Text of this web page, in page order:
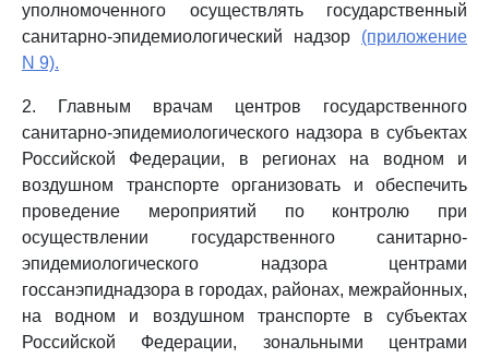
уполномоченного осуществлять государственный
санитарно-эпидемиологический надзор (приложение
N 9).
2. Главным врачам центров государственного
санитарно-эпидемиологического надзора в субъектах
Российской Федерации, в регионах на водном и
воздушном транспорте организовать и обеспечить
проведение мероприятий по контролю при
осуществлении государственного санитарно-
эпидемиологического надзора центрами
госсанэпиднадзора в городах, районах, межрайонных,
на водном и воздушном транспорте в субъектах
Российской Федерации, зональными центрами